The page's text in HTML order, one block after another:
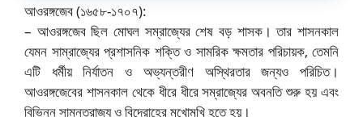
আওরঙ্গজেব (১৬৫৮-১৭০৭):
– আওরঙ্গজেব ছিল মোঘল সম্রাজ্যের শেষ বড় শাসক। তার শাসনকাল
যেমন সাম্রাজ্যের প্রশাসনিক শক্তি ও সামরিক ক্ষমতার পরিচায়ক, তেমনি
এটি ধর্মীয় নির্যাতন ও অভ্যন্তরীণ অস্থিরতার জন্যও পরিচিত।
আওরঙ্গজেবের শাসনকাল থেকে ধীরে ধীরে সম্রাজ্যের অবনতি শুরু হয় এবং
বিভিন্ন সামন্তরাজ্য ও বিদ্রোহের মুখোমুখি হতে হয়।